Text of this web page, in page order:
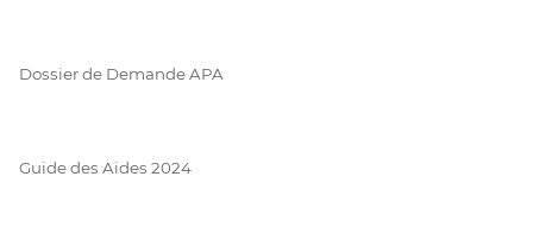
Dossier de Demande APA
Guide des Aides 2024